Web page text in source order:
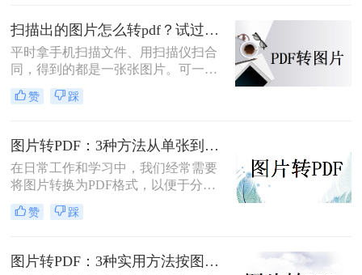
您根据不同的需求选择最合适的方
法。
扫描出的图片怎么转pdf？试过好用的几个办法！
平时拿手机扫描文件、用扫描仪扫合
同，得到的都是一张张图片。可一旦
要发给别人、归档保存或者打印出
来，PDF格式明显更正式、也更方
行，转完PDF却模糊了；十几页的扫
描件，一页一页转太磨人；还有些涉
及隐私的文件，不敢随便往在线工具
里传。
赞 踩
图片转PDF：3种方法从单张到批量转换的操作差异！
在日常工作和学习中，我们经常需要
将图片转换为PDF格式，以便于分
享、打印和存档。那么图片怎么转pdf
呢？本文将介绍三种常用的将图片转
同的需求选择最合适的方式。
赞 踩
图片转PDF：3种实用方法按图片格式（JPG/PNG/BMP）选！